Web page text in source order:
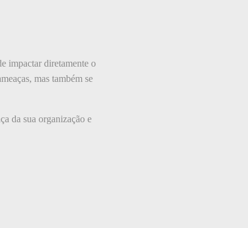
impactar diretamente o
mas também se
da sua organização e